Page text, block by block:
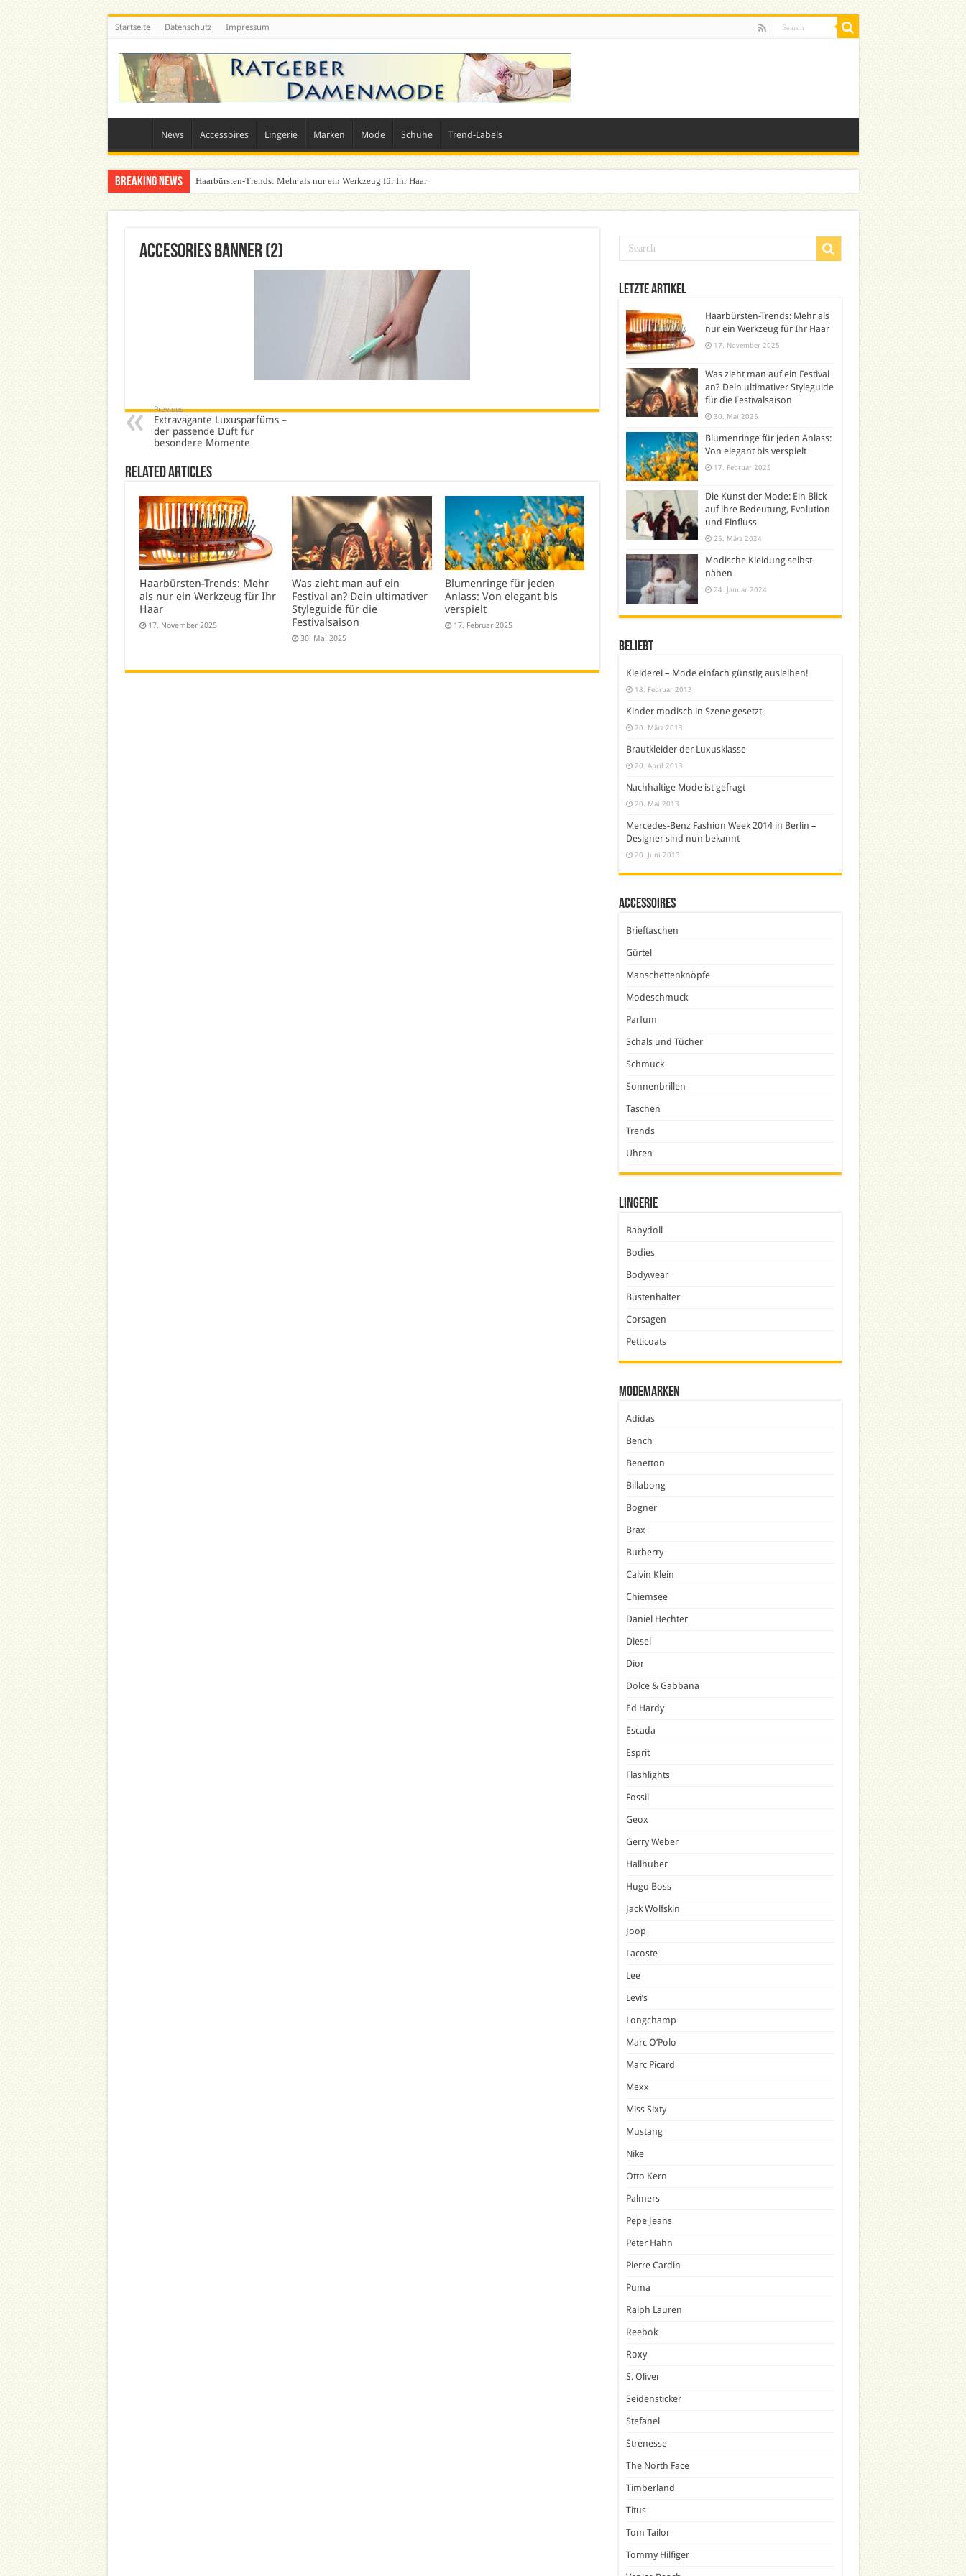
Startseite Datenschutz Impressum
News Accessoires Lingerie Marken Mode Schuhe Trend-Labels
Breaking News Haarbürsten-Trends: Mehr als nur ein Werkzeug für Ihr Haar
Was zieht man auf ein Festival an? Dein ultimativer Styleguide für die Festivalsaison
Accesories Banner (2)
Previous
Extravagante Luxusparfüms –
der passende Duft für
besondere Momente
Related Articles
Haarbürsten-Trends: Mehr
als nur ein Werkzeug für Ihr
Haar
17. November 2025
Was zieht man auf ein
Festival an? Dein ultimativer
Styleguide für die
Festivalsaison
30. Mai 2025
Blumenringe für jeden
Anlass: Von elegant bis
verspielt
17. Februar 2025
Letzte Artikel
Haarbürsten-Trends: Mehr als
nur ein Werkzeug für Ihr Haar
17. November 2025
Was zieht man auf ein Festival
an? Dein ultimativer Styleguide
für die Festivalsaison
30. Mai 2025
Blumenringe für jeden Anlass:
Von elegant bis verspielt
17. Februar 2025
Die Kunst der Mode: Ein Blick
auf ihre Bedeutung, Evolution
und Einfluss
25. März 2024
Modische Kleidung selbst
nähen
24. Januar 2024
Beliebt
Kleiderei – Mode einfach günstig ausleihen!
18. Februar 2013
Kinder modisch in Szene gesetzt
20. März 2013
Brautkleider der Luxusklasse
20. April 2013
Nachhaltige Mode ist gefragt
20. Mai 2013
Mercedes-Benz Fashion Week 2014 in Berlin –
Designer sind nun bekannt
20. Juni 2013
Accessoires
Brieftaschen
Gürtel
Manschettenknöpfe
Modeschmuck
Parfum
Schals und Tücher
Schmuck
Sonnenbrillen
Taschen
Trends
Uhren
Lingerie
Babydoll
Bodies
Bodywear
Büstenhalter
Corsagen
Petticoats
Modemarken
Adidas
Bench
Benetton
Billabong
Bogner
Brax
Burberry
Calvin Klein
Chiemsee
Daniel Hechter
Diesel
Dior
Dolce & Gabbana
Ed Hardy
Escada
Esprit
Flashlights
Fossil
Geox
Gerry Weber
Hallhuber
Hugo Boss
Jack Wolfskin
Joop
Lacoste
Lee
Levi’s
Longchamp
Marc O’Polo
Marc Picard
Mexx
Miss Sixty
Mustang
Nike
Otto Kern
Palmers
Pepe Jeans
Peter Hahn
Pierre Cardin
Puma
Ralph Lauren
Reebok
Roxy
S. Oliver
Seidensticker
Stefanel
Strenesse
The North Face
Timberland
Titus
Tom Tailor
Tommy Hilfiger